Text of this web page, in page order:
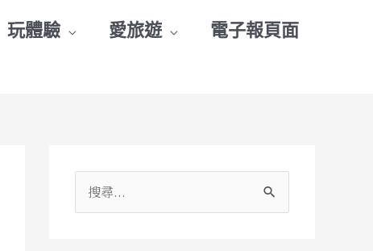
玩體驗 愛旅遊 電子報頁面